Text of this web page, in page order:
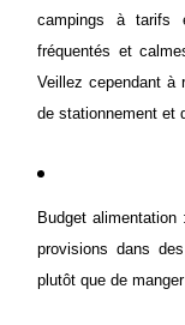
campings à tarifs
fréquentés et
Veillez cependant à
de stationnement et
Budget
provisions dans
plutôt que de